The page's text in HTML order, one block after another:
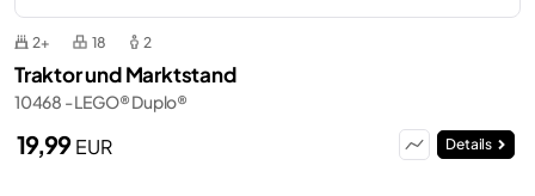
2+ 18 2
Traktor und Marktstand
10468 - LEGO® Duplo®
19,99EUR Details